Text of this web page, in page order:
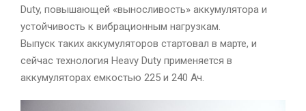
Duty, повышающей «выносливость» аккумулятора и
устойчивость к вибрационным нагрузкам.
Выпуск таких аккумуляторов стартовал в марте, и
сейчас технология Heavy Duty применяется в
аккумуляторах емкостью 225 и 240 Ач.